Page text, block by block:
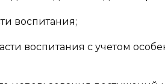
воспитания;
воспитания с учетом